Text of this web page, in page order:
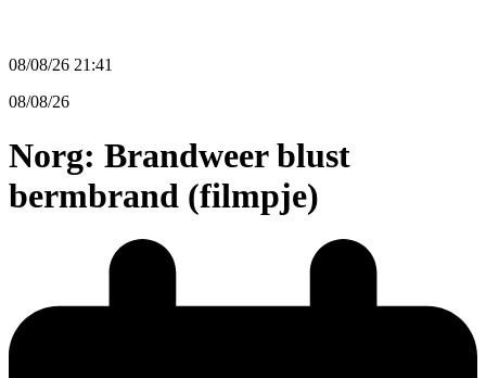
08/08/26 21:41
08/08/26
Norg: Brandweer blust
bermbrand (filmpje)